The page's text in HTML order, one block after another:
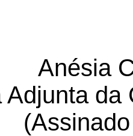
Anésia
Adjunta